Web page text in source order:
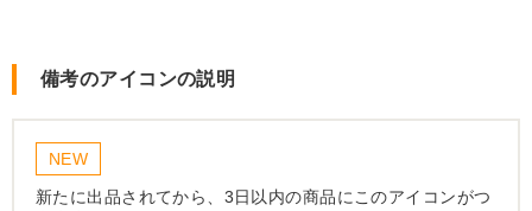
備考のアイコンの説明
NEW
新たに出品されてから、3日以内の商品にこのアイコンがつ